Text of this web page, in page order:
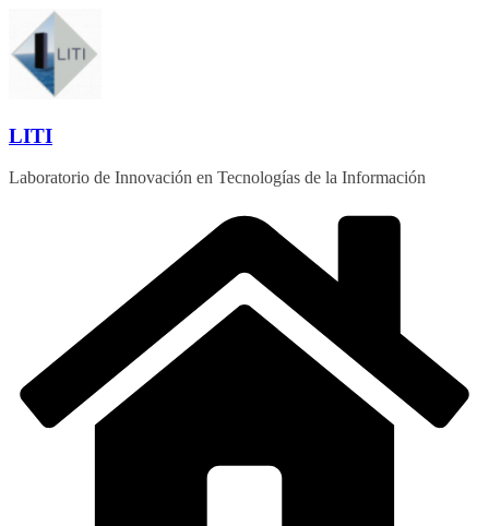
Saltar
contenido
LITI
Laboratorio de Innovación en Tecnologías de la Información